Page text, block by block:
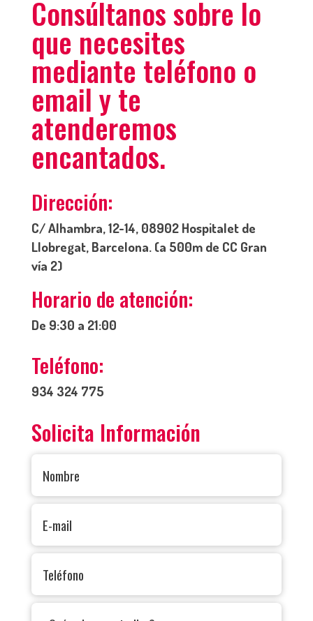
Consúltanos sobre lo
que necesites
mediante teléfono o
email y te
atenderemos
encantados.
Dirección:
C/ Alhambra, 12-14, 08902 Hospitalet de
Llobregat, Barcelona. (a 500m de CC Gran
vía 2)
Horario de atención:
De 9:30 a 21:00
Teléfono:
934 324 775
Solicita Información